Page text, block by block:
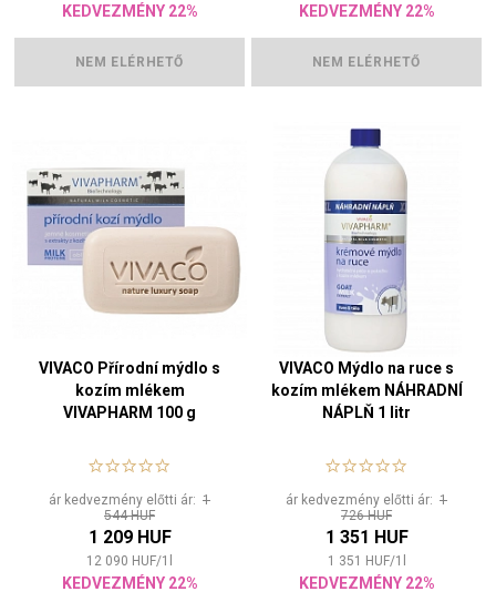
KEDVEZMÉNY 22%
NEM ELÉRHETŐ
KEDVEZMÉNY 22%
NEM ELÉRHETŐ
VIVACO Přírodní mýdlo s
kozím mlékem
VIVAPHARM 100 g
ár kedvezmény előtti ár: 1
544 HUF
1 209 HUF
12 090 HUF/1
KEDVEZMÉNY 22%
VIVACO Mýdlo na ruce s
kozím mlékem NÁHRADNÍ
NÁPLŇ 1 litr
ár kedvezmény előtti ár: 1
726 HUF
1 351 HUF
1 351 HUF/1
KEDVEZMÉNY 22%